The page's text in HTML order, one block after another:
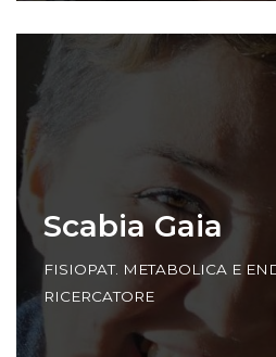
Scabia Gaia
FISIOPAT. METABOLICA E
RICERCATORE